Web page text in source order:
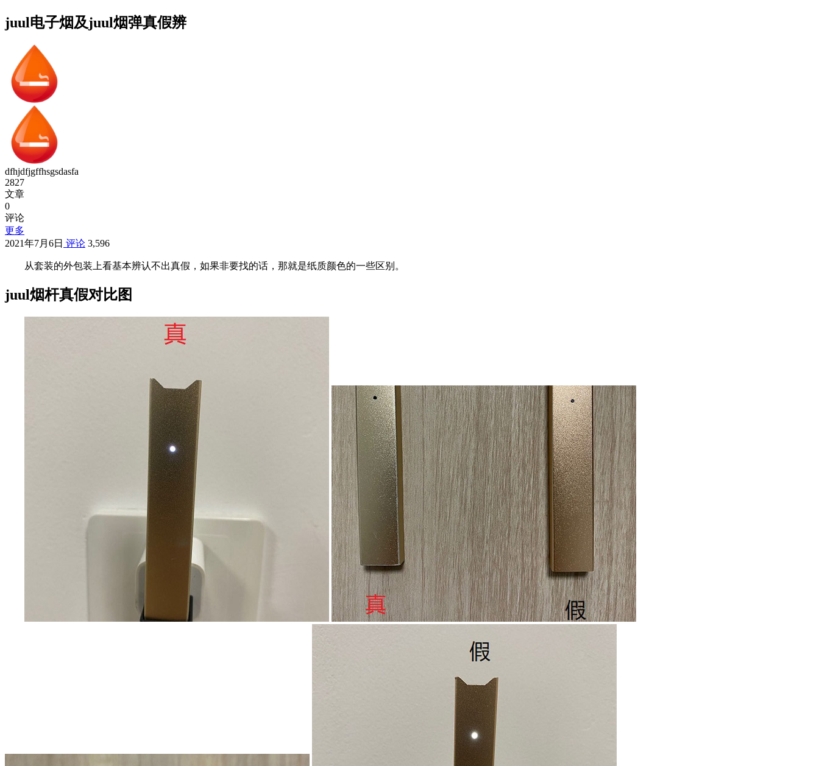
juul电子烟及juul烟弹真假辨
dfhjdfjgffhsgsdasfa
2827
文章
0
评论
更多
2021年7月6日 评论 3,596
从套装的外包装上看基本辨认不出真假，如果非要找的话，那就是纸质颜色的一些区别。
juul烟杆真假对比图